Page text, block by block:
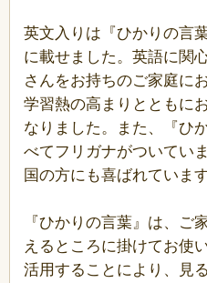
英文入りは『ひかりの言
に載せました。英語に関
さんをお持ちのご家庭に
学習熱の高まりとともに
なりました。また、『ひ
べてフリガナがついてい
国の方にも喜ばれています
『ひかりの言葉』は、ご
えるところに掛けてお使
活用することにより、見